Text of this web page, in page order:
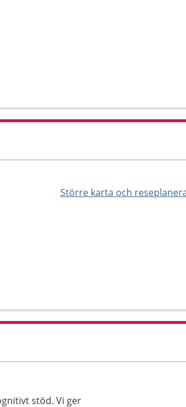
Större karta och
stöd. Vi ger